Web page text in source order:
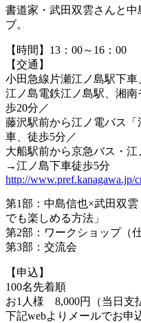
書道家・武田双雲さんと
ブ。
【時間】13：00～16：00
【交通】
小田急線片瀬江ノ島駅下車
江ノ島電鉄江ノ島駅、湘
歩20分／
藤沢駅前から江ノ電バス
車、徒歩5分／
大船駅前から京急バス・
→江ノ島下車徒歩5分
http://www.pref.kanagawa.jp/
第1部：中島信也×武田双
でも楽しめる方法」
第2部：ワークショップ（
第3部：交流会
【申込】
100名先着順
お1人様 8,000円（当日支
下記webよりメールでお申